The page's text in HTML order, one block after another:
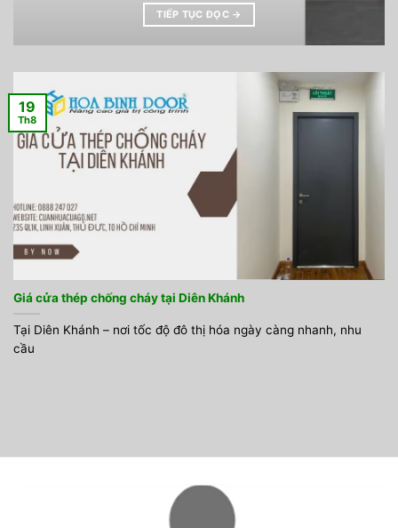
TIẾP TỤC ĐỌC →
Giá cửa thép chống cháy tại Diên Khánh
Tại Diên Khánh – nơi tốc độ đô thị hóa ngày càng nhanh, nhu
cầu
19
Th8